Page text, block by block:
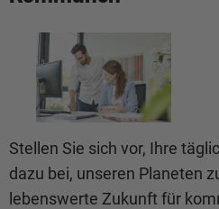
Stellen Sie sich vor, Ihre
dazu bei, unseren Planeten
lebenswerte Zukunft für